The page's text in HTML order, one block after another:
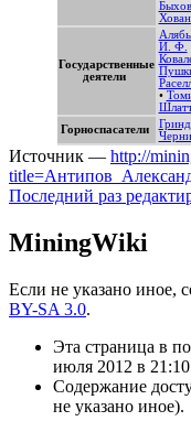
Государственные
деятели
И. Ф.
•
Горноспасатели
Источник — http://
Последний раз
MiningWiki
Если не указано иное,
BY-SA 3.0.
Эта страница в
июля 2012 в
Содержание
не указано иное).